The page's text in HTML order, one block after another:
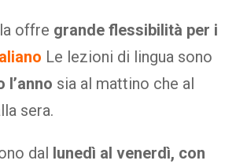
offre grande flessibilità per i
Le lezioni di lingua sono
l’anno sia al mattino che al
sera.
dal lunedì al venerdì, con